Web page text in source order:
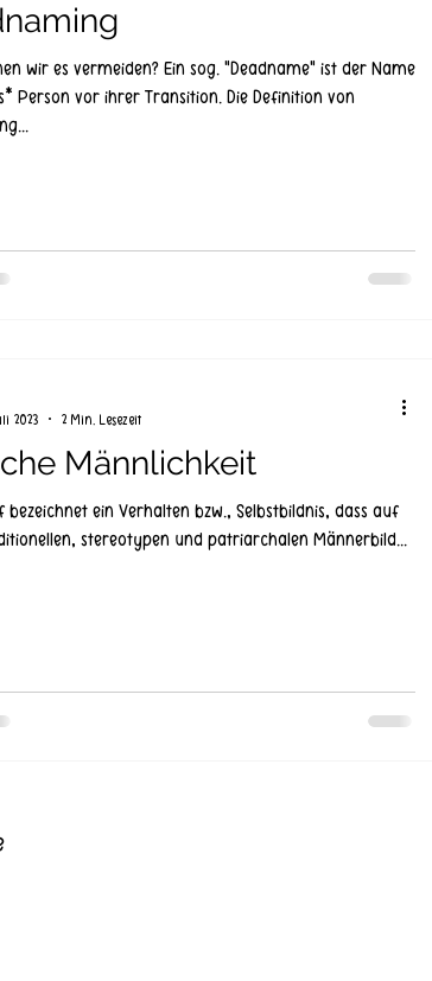
wir es vermeiden? Ein sog. "Deadname" ist der Name
Person vor ihrer Transition. Die Definition von
Männlichkeit
bezeichnet ein Verhalten bzw., Selbstbildnis, dass auf
stereotypen und patriarchalen Männerbild...
2023
2 Min. Lesezeit